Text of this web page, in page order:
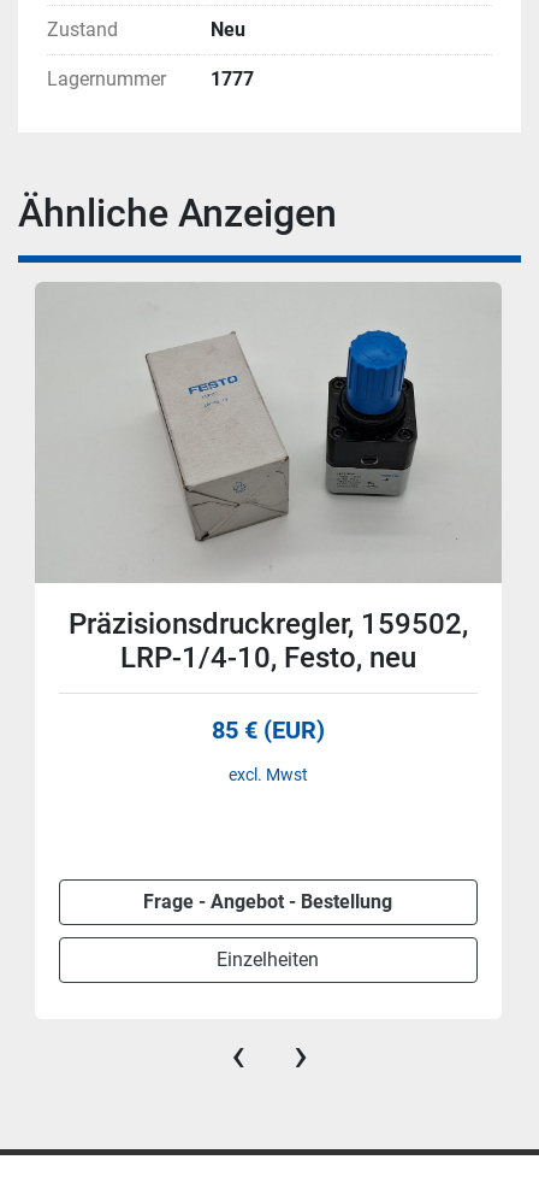
Zustand Neu
Lagernummer 1777
Ähnliche Anzeigen
Präzisionsdruckregler, 159502,
LRP-1/4-10, Festo, neu
85 € (EUR)
excl. Mwst
Frage - Angebot - Bestellung
Einzelheiten
‹ ›